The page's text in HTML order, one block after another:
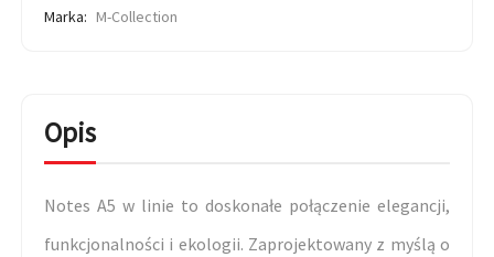
Marka: M-Collection
Opis
Notes A5 w linie to doskonałe połączenie elegancji,
funkcjonalności i ekologii. Zaprojektowany z myślą o